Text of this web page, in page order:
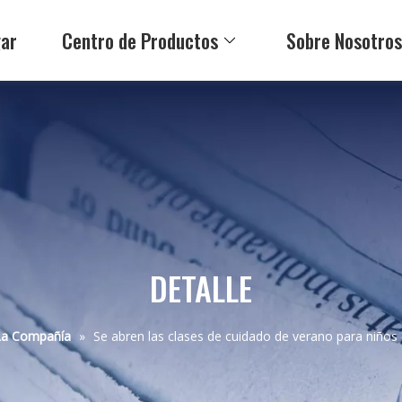
Centro de Productos Sobre Nosotros
DETALLE
Compañía » Se abren las clases de cuidado de verano para